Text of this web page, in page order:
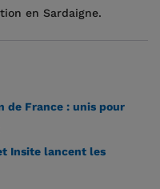
en Sardaigne.
de France : unis pour
Insite lancent les